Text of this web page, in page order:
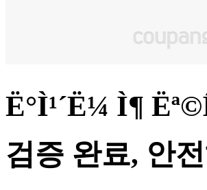
Ë°Ì¹´Ë¼ Ì¶
검증 완료, 안